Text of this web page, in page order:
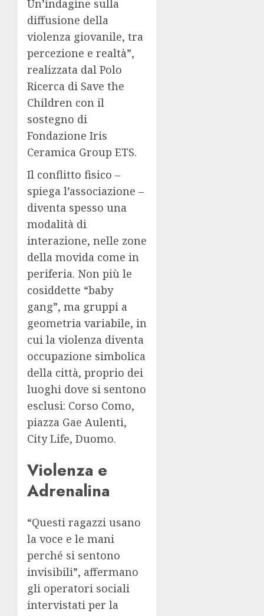
Un’indagine sulla
diffusione della
violenza giovanile, tra
percezione e realtà”,
realizzata dal Polo
Ricerca di Save the
Children con il
sostegno di
Fondazione Iris
Ceramica Group ETS.
Il conflitto fisico –
spiega l’associazione –
diventa spesso una
modalità di
interazione, nelle zone
della movida come in
periferia. Non più le
cosiddette “baby
gang”, ma gruppi a
geometria variabile, in
cui la violenza diventa
occupazione simbolica
della città, proprio dei
luoghi dove si sentono
esclusi: Corso Como,
piazza Gae Aulenti,
City Life, Duomo.
Violenza e
Adrenalina
“Questi ragazzi usano
la voce e le mani
perché si sentono
invisibili”, affermano
gli operatori sociali
intervistati per la